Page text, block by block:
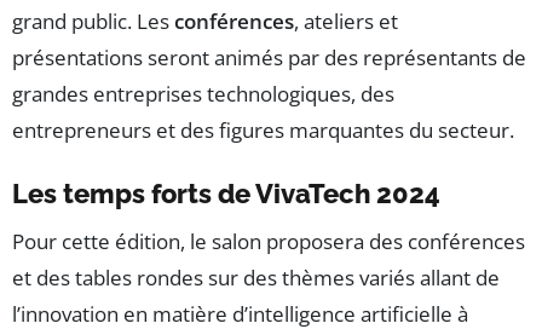
grand public. Lesconférences, ateliers et
présentations seront animés par des représentants de
grandes entreprises technologiques, des
entrepreneurs et des figures marquantes du secteur.
Les temps forts de VivaTech 2024
Pour cette édition, le salon proposera des conférences
et des tables rondes sur des thèmes variés allant de
l’innovation en matière d’intelligence artificielle à